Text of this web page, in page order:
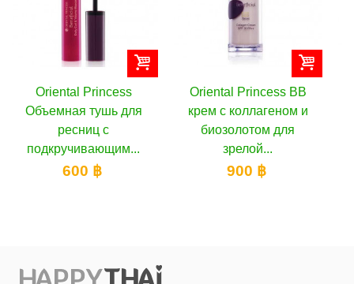
Oriental Princess BB
крем с коллагеном и
биозолотом для
зрелой...
900 ฿
Oriental Princess
Лечебный
маскирующий ВВ крем
антивозрастной, 35 г
700 ฿